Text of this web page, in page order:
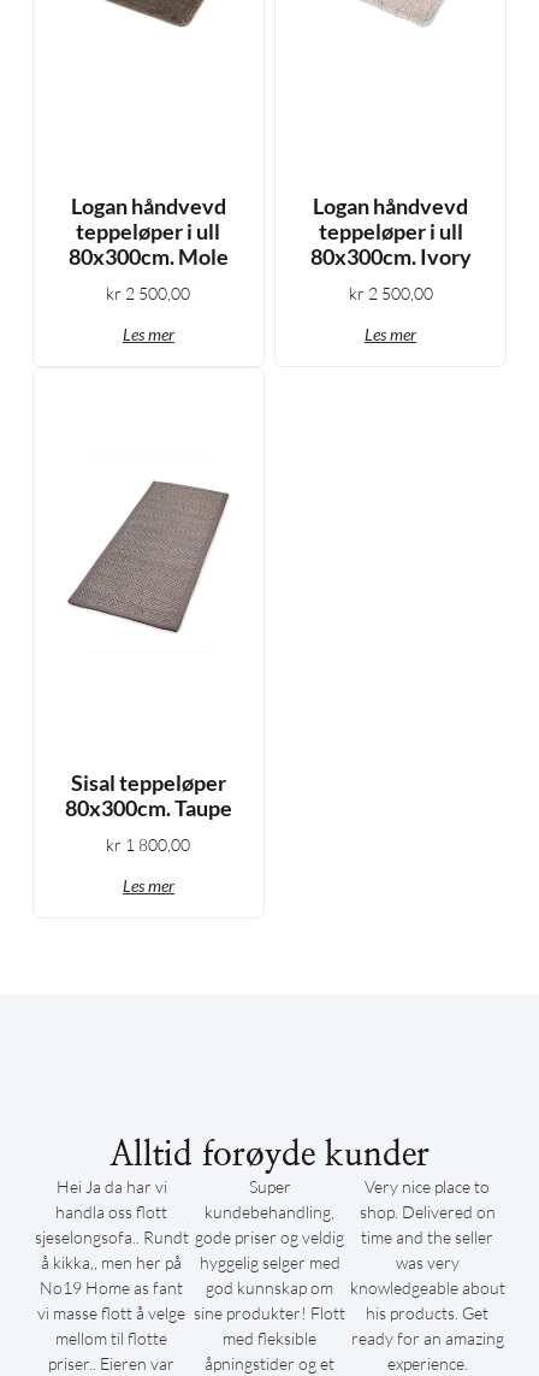
Logan håndvevd
teppeløper i ull
80x300cm. Mole
kr 2 500,00
Les mer
Logan håndvevd
teppeløper i ull
80x300cm. Ivory
kr 2 500,00
Les mer
Sisal teppeløper
80x300cm. Taupe
kr 1 800,00
Les mer
Alltid forøyde kunder
Hei Ja da har vi
handla oss flott
sjeselongsofa.. Rundt
å kikka,, men her på
No19 Home as fant
vi masse flott å velge
mellom til flotte
priser.. Eieren var
Super
kundebehandling,
gode priser og veldig
hyggelig selger med
god kunnskap om
sine produkter! Flott
med fleksible
åpningstider og et
Very nice place to
shop. Delivered on
time and the seller
was very
knowledgeable about
his products. Get
ready for an amazing
experience.